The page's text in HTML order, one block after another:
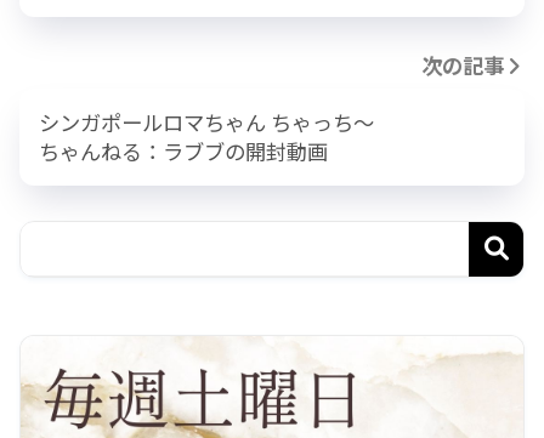
次の記事
シンガポールロマちゃん ちゃっち～
ちゃんねる：ラブブの開封動画